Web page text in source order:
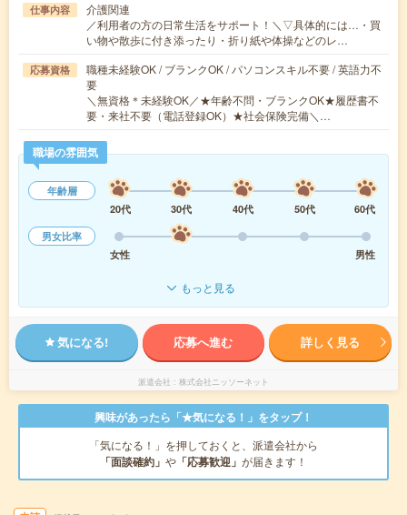
仕事内容
介護関連
／利用者の方の日常生活をサポート！＼▽具体的には…・買
い物や散歩に付き添ったり・折り紙や体操などのレ…
応募資格
職種未経験OK / ブランクOK / パソコンスキル不要 / 英語力不
要
＼無資格＊未経験OK／★年齢不問・ブランクOK★履歴書不
要・来社不要（電話登録OK）★社会保険完備＼…
職場の雰囲気
年齢層
20代
30代 40代 50代
60代
男女比率
女性
男性
もっと見る
気になる! 応募へ進む 詳しく見る
派遣会社 株式会社ニッソーネット
興味があったら「★気になる！」をタップ！
「気になる！」を押しておくと、派遣会社から
「面談確約」 や 「応募歓迎」 が届きます！